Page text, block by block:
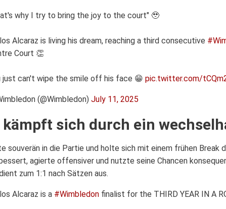
why I try to bring the joy to the court" 🥹
Alcaraz is living his dream, reaching a third consecutive
Court 👏
just can't wipe the smile off his face 😁 pic.twitter.com/
(@Wimbledon) July 11, 2025
kämpft sich durch ein
souverän in die Partie und holte sich mit einem frühen
agierte offensiver und nutzte seine Chancen
zum 1:1 nach Sätzen aus.
Alcaraz is a #Wimbledon finalist for the THIRD YEAR IN A